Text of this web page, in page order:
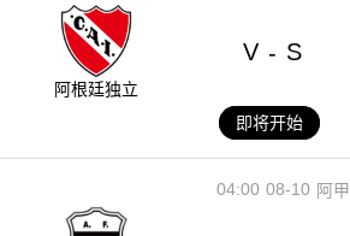
阿根廷独立
V - S
即将开始
08-10
04:00 阿甲